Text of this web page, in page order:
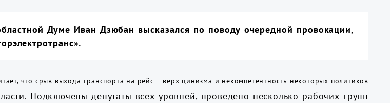
Думе Иван Дзюбан высказался по поводу очередной провокации,
Подключены депутаты всех уровней, проведено несколько рабочих групп